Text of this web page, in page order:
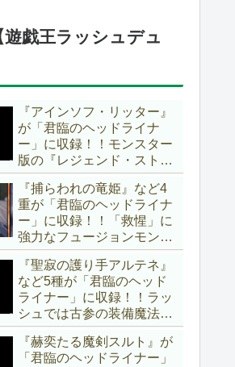
「エンディミオン」が選出
されています！！【遊戯王
遊戯王ラッシュデュ
『アインソフ・リッター』
が「君臨のヘッドライナ
ー」に収録！！モンスター
版の『レジェンド・ストラ
イク』とも言える強力な蘇
生効果持ち！！そのステー
タスから、「救惺」との相
性も抜群に良いですね～。
【遊戯王ラッシュデュエ
ル】
『捕らわれの竜姫』など4
重が「君臨のヘッドライナ
ー」に収録！！「救惺」に
強力なフュージョンモンス
ターとサポーターが登
場！！性能の高さはもちろ
ん、イラストから推察され
る背景ストーリーも興味深
い……。【遊戯王ラッシュ
デュエル】
『聖寂の護り手アルテネ』
など5種が「君臨のヘッド
ライナー」に収録！！ラッ
シュでは古参の装備魔法
『アルテネの加護』がテー
マ化！！3種のユニオンが
存在し、天使族では汎用的
『赫奕たる魔剣スルト』が
「君臨のヘッドライナー」